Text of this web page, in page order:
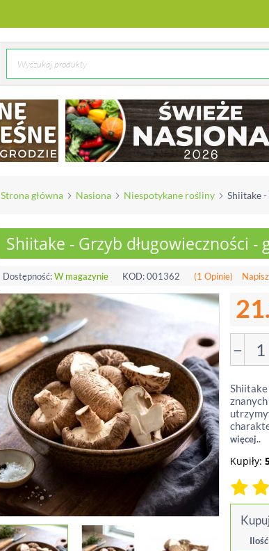
Strona główna Nasiona Niespotykane rośliny Shiitake -
Shiitake - Grzyb długowieczności -
Dostępność:W magazynie KOD:001362 (1 Opinie)
−
Shiitake
więcej..
Kupiły:
Ilość